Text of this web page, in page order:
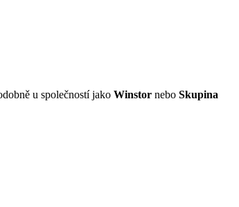
u společností jako Winstor nebo Skupina